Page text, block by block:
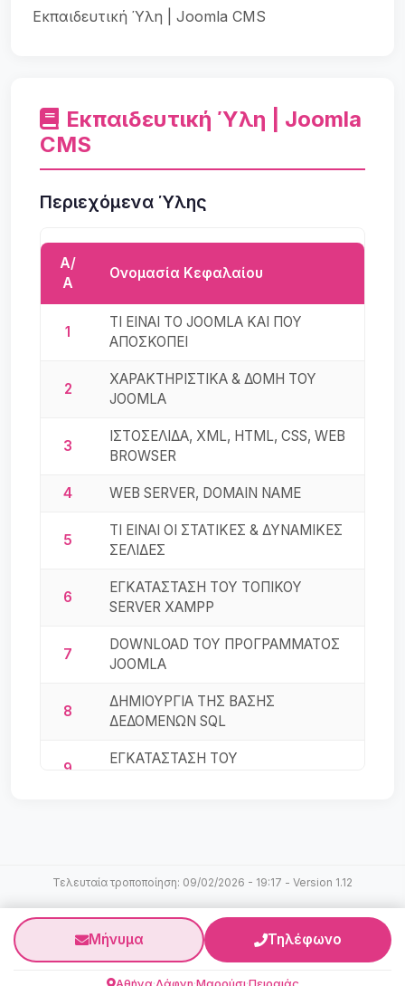
Μήνυμα Τηλέφωνο
Εκπαιδευτική Ύλη | Joomla CMS
Εκπαιδευτική Ύλη | Joomla
CMS
Περιεχόμενα Ύλης
Α/
Α
Ονομασία Κεφαλαίου
1
ΤΙ ΕΙΝΑΙ ΤΟ JOOMLA KAI ΠΟΥ
ΑΠΟΣΚΟΠΕΙ
2
ΧΑΡΑΚΤΗΡΙΣΤΙΚΑ & ΔΟΜΗ ΤΟΥ
JOOMLA
3
ΙΣΤΟΣΕΛΙΔΑ, XML, HTML, CSS, WEB
BROWSER
4 WEB SERVER, DOMAIN NAME
5
ΤΙ ΕΙΝΑΙ ΟΙ ΣΤΑΤΙΚΕΣ & ΔΥΝΑΜΙΚΕΣ
ΣΕΛΙΔΕΣ
6
ΕΓΚΑΤΑΣΤΑΣΗ ΤΟΥ ΤΟΠΙΚΟΥ
SERVER XAMPP
7
DOWNLOAD ΤΟΥ ΠΡΟΓΡΑΜΜΑΤΟΣ
JOOMLA
8
ΔΗΜΙΟΥΡΓΙΑ ΤΗΣ ΒΑΣΗΣ
ΔΕΔΟΜΕΝΩΝ SQL
9
ΕΓΚΑΤΑΣΤΑΣΗ ΤΟΥ
11
ΩΣ ΚΥΡΙΟ ΑΡΘΡΟ
ΜΟΡΦΟΠΟΙΗΣΗ ΠΕΡΙΕΧΟΜΕΝΟΥ ΣΕ
ΕΝΑ AΡΘΡΟ
Τελευταία τροποποίηση: 09/02/2026 - 19:17 - Version 1.12